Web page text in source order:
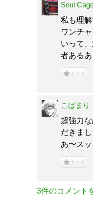
Soul
私も理
ワンチ
いって
者あるあ
ナイス
こばまり
超強力
だきま
あ〜ス
ナイス
3件のコメント